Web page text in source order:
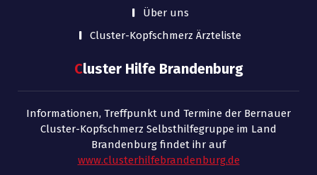
Über uns
Cluster-Kopfschmerz Ärzteliste
Cluster Hilfe Brandenburg
Informationen, Treffpunkt und Termine der Bernauer
Cluster-Kopfschmerz Selbsthilfegruppe im Land
Brandenburg findet ihr auf
www.clusterhilfebrandenburg.de